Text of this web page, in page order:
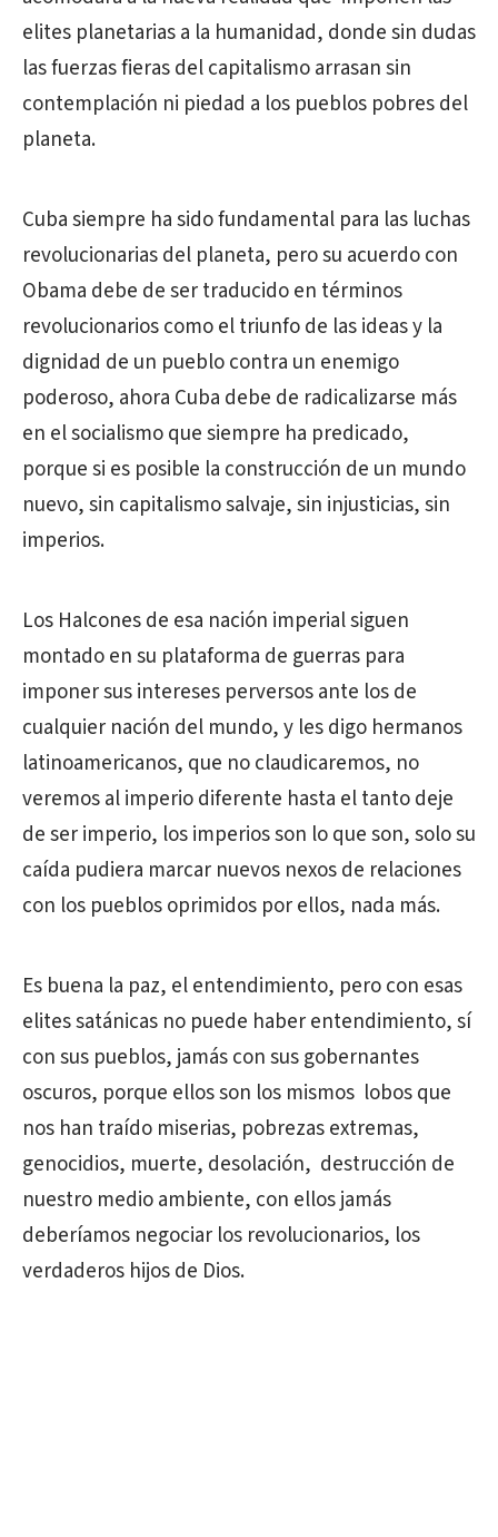
elites planetarias a la humanidad, donde sin dudas
las fuerzas fieras del capitalismo arrasan sin
contemplación ni piedad a los pueblos pobres del
planeta.
Cuba siempre ha sido fundamental para las luchas
revolucionarias del planeta, pero su acuerdo con
Obama debe de ser traducido en términos
revolucionarios como el triunfo de las ideas y la
dignidad de un pueblo contra un enemigo
poderoso, ahora Cuba debe de radicalizarse más
en el socialismo que siempre ha predicado,
porque si es posible la construcción de un mundo
nuevo, sin capitalismo salvaje, sin injusticias, sin
imperios.
Los Halcones de esa nación imperial siguen
montado en su plataforma de guerras para
imponer sus intereses perversos ante los de
cualquier nación del mundo, y les digo hermanos
latinoamericanos, que no claudicaremos, no
veremos al imperio diferente hasta el tanto deje
de ser imperio, los imperios son lo que son, solo su
caída pudiera marcar nuevos nexos de relaciones
con los pueblos oprimidos por ellos, nada más.
Es buena la paz, el entendimiento, pero con esas
elites satánicas no puede haber entendimiento, sí
con sus pueblos, jamás con sus gobernantes
oscuros, porque ellos son los mismos lobos que
nos han traído miserias, pobrezas extremas,
genocidios, muerte, desolación, destrucción de
nuestro medio ambiente, con ellos jamás
deberíamos negociar los revolucionarios, los
verdaderos hijos de Dios.